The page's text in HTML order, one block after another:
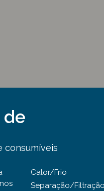
de
consumíveis
Calor/Frio
Separação/